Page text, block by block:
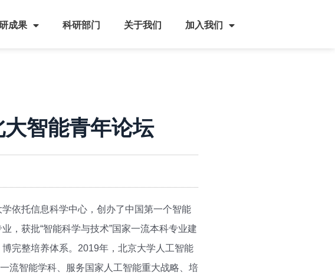
成果 科研部门 关于我们 加入我们
智能青年论坛
依托信息科学中心，创办了中国第一个智能
，获批“智能科学与技术”国家一流本科专业建
完整培养体系。2019年，北京大学人工智能
流智能学科、服务国家人工智能重大战略、培